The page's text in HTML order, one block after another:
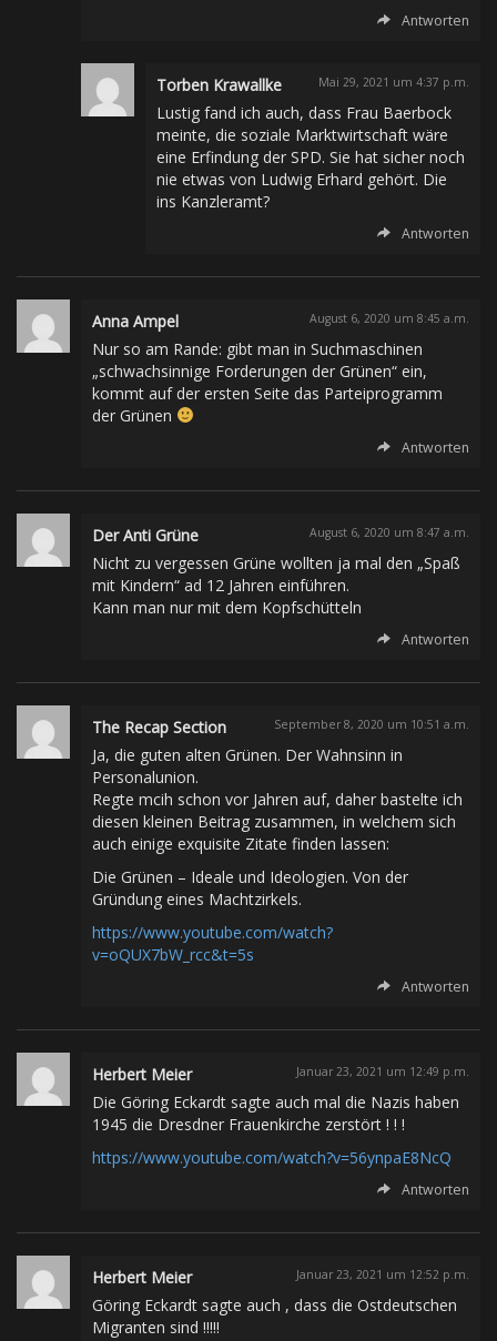
Antworten
Torben Krawallke Mai 29, 2021 um 4:37 p.m.
Lustig fand ich auch, dass Frau Baerbock
meinte, die soziale Marktwirtschaft wäre
eine Erfindung der SPD. Sie hat sicher noch
nie etwas von Ludwig Erhard gehört. Die
ins Kanzleramt?
Antworten
Anna Ampel August 6, 2020 um 8:45 a.m.
Nur so am Rande: gibt man in Suchmaschinen
„schwachsinnige Forderungen der Grünen“ ein,
kommt auf der ersten Seite das Parteiprogramm
der Grünen
Antworten
Der Anti Grüne August 6, 2020 um 8:47 a.m.
Nicht zu vergessen Grüne wollten ja mal den „Spaß
mit Kindern“ ad 12 Jahren einführen.
Kann man nur mit dem Kopfschütteln
Antworten
The Recap Section September 8, 2020 um 10:51 a.m.
Ja, die guten alten Grünen. Der Wahnsinn in
Personalunion.
Regte mcih schon vor Jahren auf, daher bastelte ich
diesen kleinen Beitrag zusammen, in welchem sich
auch einige exquisite Zitate finden lassen:
Die Grünen – Ideale und Ideologien. Von der
Gründung eines Machtzirkels.
https://www.youtube.com/watch?
v=oQUX7bW_rcc&t=5s
Antworten
Herbert Meier Januar 23, 2021 um 12:49 p.m.
Die Göring Eckardt sagte auch mal die Nazis haben
1945 die Dresdner Frauenkirche zerstört ! ! !
https://www.youtube.com/watch?v=56ynpaE8NcQ
Antworten
Herbert Meier Januar 23, 2021 um 12:52 p.m.
Göring Eckardt sagte auch , dass die Ostdeutschen
Migranten sind !!!!!